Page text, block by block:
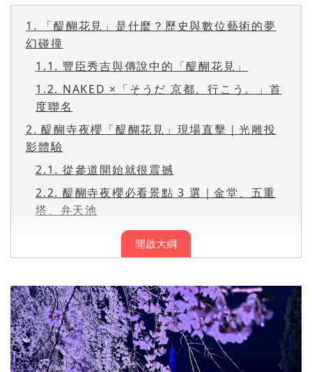
開啟大綱
1.
「醍醐花見」是什麼？歷史與數位藝術的夢
幻碰撞
1.1. 豐臣秀吉與傳說中的「醍醐花見」
1.2. NAKED ×「そうだ 京都、行こう。」首
度聯名
2. 醍醐寺夜櫻「醍醐花見」現場直擊｜光雕投
影體驗
2.1. 從參道開始就很震撼
2.2. 醍醐寺夜櫻必看景點 3 選｜金堂、五重
塔、弁天池